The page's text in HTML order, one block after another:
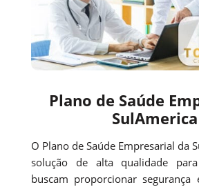
Plano de Saúde
SulAmerica
O Plano de Saúde Empresarial da
solução de alta qualidade
buscam proporcionar segurança